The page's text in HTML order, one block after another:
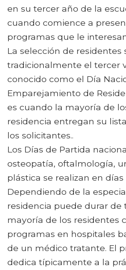
en su tercer año de la
cuando comience a
programas que le
La selección de residentes
tradicionalmente el tercer
conocido como el Día
Emparejamiento de
es cuando la mayoría de
residencia entregan su
los solicitantes..
Los Días de Partida
osteopatía, oftalmología,
plástica se realizan en días
Dependiendo de la
residencia puede durar de
mayoría de los residentes
programas en hospitales
de un médico tratante. El
dedica típicamente a la